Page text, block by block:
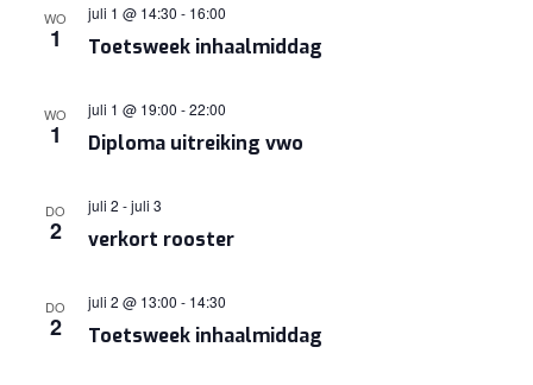
WO
1 Toetsweek inhaalmiddag
juli 1 @ 14:30 - 16:00
WO
1 Diploma uitreiking vwo
juli 1 @ 19:00 -22:00
DO
2 verkort rooster
juli 2 -juli 3
DO
2 Toetsweek inhaalmiddag
juli 2 @ 13:00 - 14:30